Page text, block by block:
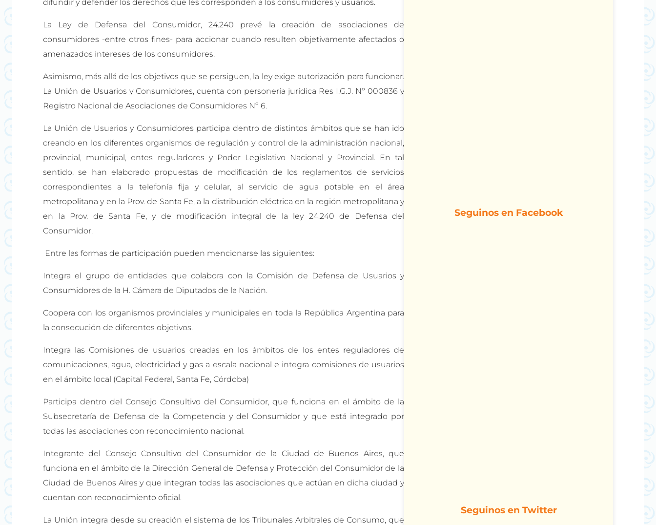
difundir y defender los derechos que les corresponden a los consumidores y usuarios.
La Ley de Defensa del Consumidor, 24.240 prevé la creación de asociaciones de
consumidores -entre otros fines- para accionar cuando resulten objetivamente afectados o
amenazados intereses de los consumidores.
Asimismo, más allá de los objetivos que se persiguen, la ley exige autorización para funcionar.
La Unión de Usuarios y Consumidores, cuenta con personería jurídica Res I.G.J. Nº 000836 y
Registro Nacional de Asociaciones de Consumidores Nº 6.
La Unión de Usuarios y Consumidores participa dentro de distintos ámbitos que se han ido
creando en los diferentes organismos de regulación y control de la administración nacional,
provincial, municipal, entes reguladores y Poder Legislativo Nacional y Provincial. En tal
sentido, se han elaborado propuestas de modificación de los reglamentos de servicios
correspondientes a la telefonía fija y celular, al servicio de agua potable en el área
metropolitana y en la Prov. de Santa Fe, a la distribución eléctrica en la región metropolitana y
en la Prov. de Santa Fe, y de modificación integral de la ley 24.240 de Defensa del
Consumidor.
Entre las formas de participación pueden mencionarse las siguientes:
Integra el grupo de entidades que colabora con la Comisión de Defensa de Usuarios y
Consumidores de la H. Cámara de Diputados de la Nación.
Coopera con los organismos provinciales y municipales en toda la República Argentina para
la consecución de diferentes objetivos.
Integra las Comisiones de usuarios creadas en los ámbitos de los entes reguladores de
comunicaciones, agua, electricidad y gas a escala nacional e integra comisiones de usuarios
en el ámbito local (Capital Federal, Santa Fe, Córdoba)
Participa dentro del Consejo Consultivo del Consumidor, que funciona en el ámbito de la
Subsecretaría de Defensa de la Competencia y del Consumidor y que está integrado por
todas las asociaciones con reconocimiento nacional.
Integrante del Consejo Consultivo del Consumidor de la Ciudad de Buenos Aires, que
funciona en el ámbito de la Dirección General de Defensa y Protección del Consumidor de la
Ciudad de Buenos Aires y que integran todas las asociaciones que actúan en dicha ciudad y
cuentan con reconocimiento oficial.
La Unión integra desde su creación el sistema de los Tribunales Arbitrales de Consumo, que
Seguinos en Facebook
Seguinos en Twitter